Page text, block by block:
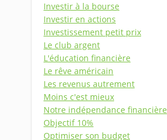
Investir à la bourse
Investir en actions
Investissement petit prix
Le club argent
L'éducation financière
Le rêve américain
Les revenus autrement
Moins c'est mieux
Notre indépendance financière
Objectif 10%
Optimiser son budget